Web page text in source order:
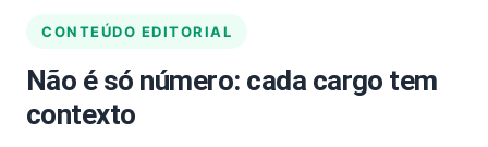
CONTEÚDO EDITORIAL
Não é só número: cada cargo tem
contexto